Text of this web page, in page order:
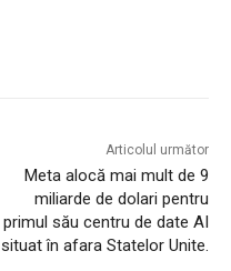
Articolul următor
Meta alocă mai mult de 9
miliarde de dolari pentru
primul său centru de date AI
situat în afara Statelor Unite.